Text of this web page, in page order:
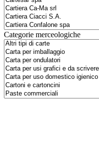
Categorie merceologiche